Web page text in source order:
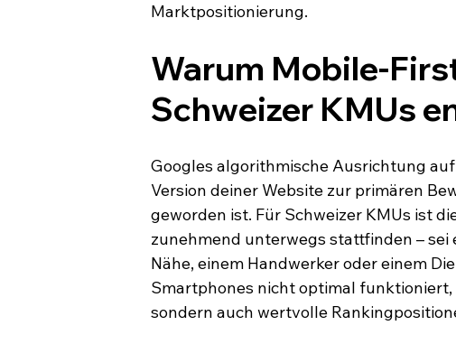
Marktpositionierung.
Warum Mobile-
Schweizer KMUs
Googles algorithmische Ausrichtung
Version deiner Website zur primären
geworden ist. Für Schweizer KMUs ist
zunehmend unterwegs stattfinden – sei
Nähe, einem Handwerker oder einem
Smartphones nicht optimal
sondern auch wertvolle